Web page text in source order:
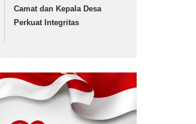
Camat dan Kepala Desa
Perkuat Integritas